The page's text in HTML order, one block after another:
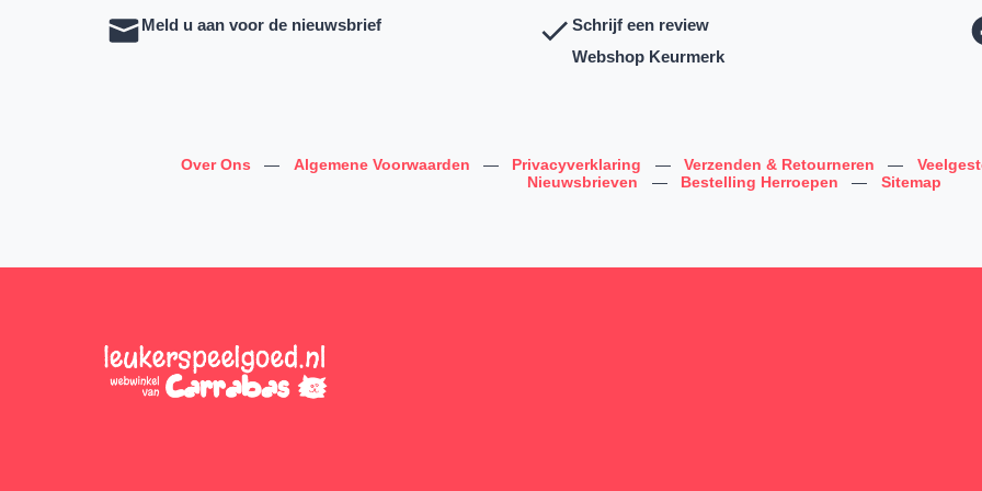
Meld u aan voor de nieuwsbrief
Schrijf een review
Webshop Keurmerk
Over Ons — Algemene Voorwaarden — Privacyverklaring — Verzenden & Retourneren —
Nieuwsbrieven
— Bestelling Herroepen — Sitemap